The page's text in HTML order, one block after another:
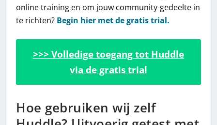
online training en om jouw community-gedeelte in
te richten? Begin hier met de gratis trial.
>>> Volledige toegang tot Huddle
via de gratis trial
Hoe gebruiken wij zelf